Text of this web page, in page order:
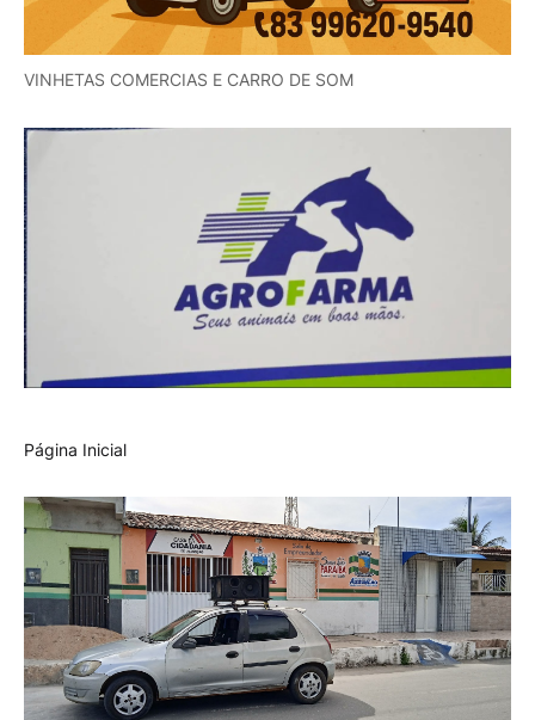
VINHETAS COMERCIAS E CARRO DE SOM
Página Inicial